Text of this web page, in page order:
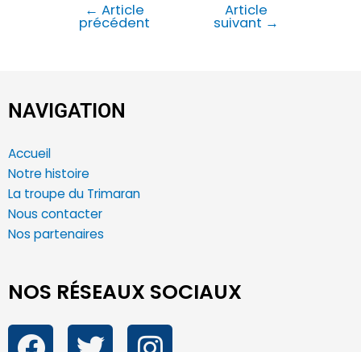
← Article
précédent
Article
suivant →
NAVIGATION
Accueil
Notre histoire
La troupe du Trimaran
Nous contacter
Nos partenaires
NOS RÉSEAUX SOCIAUX